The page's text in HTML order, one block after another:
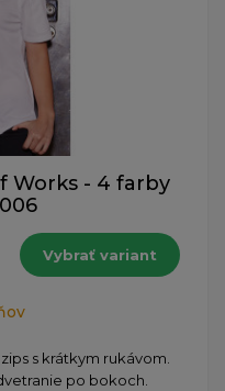
Works - 4 farby
Vybrať variant
s krátkym rukávom.
po bokoch.